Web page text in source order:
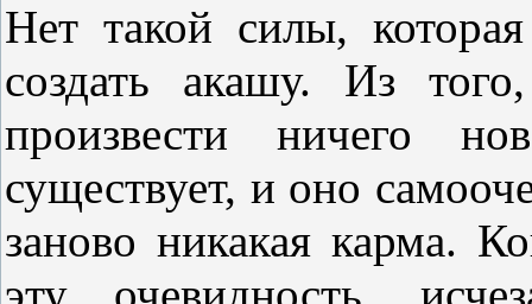
Нет такой силы,
создать акашу. Из
произвести ничего
существует, и оно
заново никакая карма.